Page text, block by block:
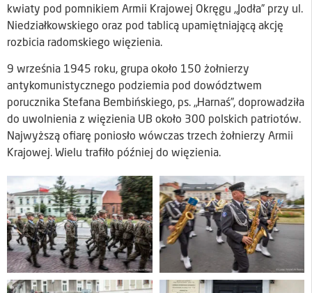
kwiaty pod pomnikiem Armii Krajowej Okręgu „Jodła” przy ul.
Niedziałkowskiego oraz pod tablicą upamiętniającą akcję
rozbicia radomskiego więzienia.
9 września 1945 roku, grupa około 150 żołnierzy
antykomunistycznego podziemia pod dowództwem
porucznika Stefana Bembińskiego, ps. „Harnaś”, doprowadziła
do uwolnienia z więzienia UB około 300 polskich patriotów.
Najwyższą ofiarę poniosło wówczas trzech żołnierzy Armii
Krajowej. Wielu trafiło później do więzienia.